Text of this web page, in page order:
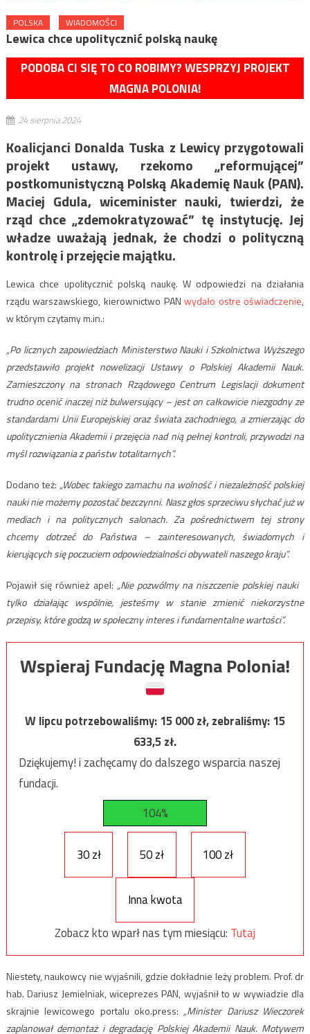
POLSKA WIADOMOŚCI
Lewica chce upolitycznić polską naukę
PODOBA CI SIĘ TO CO ROBIMY? WESPRZYJ PROJEKT
MAGNA POLONIA!
24 sierpnia 2024
Koalicjanci Donalda Tuska z Lewicy przygotowali
projekt ustawy, rzekomo „reformującej”
postkomunistyczną Polską Akademię Nauk (PAN).
Maciej Gdula, wiceminister nauki, twierdzi, że
rząd chce „zdemokratyzować” tę instytucję. Jej
władze uważają jednak, że chodzi o polityczną
kontrolę i przejęcie majątku.
Lewica chce upolitycznić polską naukę. W odpowiedzi na działania
rządu warszawskiego, kierownictwo PANwydało ostre oświadczenie,
w którym czytamy m.in.:
„Po licznych zapowiedziach Ministerstwo Nauki i Szkolnictwa Wyższego
przedstawiło projekt nowelizacji Ustawy o Polskiej Akademii Nauk.
Zamieszczony na stronach Rządowego Centrum Legislacji dokument
trudno ocenić inaczej niż bulwersujący – jest on całkowicie niezgodny ze
standardami Unii Europejskiej oraz świata zachodniego, a zmierzając do
upolitycznienia Akademii i przejęcia nad nią pełnej kontroli, przywodzi na
myśl rozwiązania z państw totalitarnych”.
Dodano też: „Wobec takiego zamachu na wolność i niezależność polskiej
nauki nie możemy pozostać bezczynni. Nasz głos sprzeciwu słychać już w
mediach i na politycznych salonach. Za pośrednictwem tej strony
chcemy dotrzeć do Państwa – zainteresowanych, świadomych i
kierujących się poczuciem odpowiedzialności obywateli naszego kraju”.
Pojawił się również apel: „Nie pozwólmy na niszczenie polskiej nauki
tylko działając wspólnie, jesteśmy w stanie zmienić niekorzystne
przepisy, które godzą w społeczny interes i fundamentalne wartości”.
Wspieraj Fundację Magna Polonia!
W lipcu potrzebowaliśmy:15 000zł, zebraliśmy:15
633,5zł.
Dziękujemy! i zachęcamy do dalszego wsparcia naszej
fundacji.
104%
30 zł 50 zł 100 zł
Inna kwota
Zobacz kto wparł nas tym miesiącu: Tutaj
Niestety, naukowcy nie wyjaśnili, gdzie dokładnie leży problem. Prof. dr
hab. Dariusz Jemielniak, wiceprezes PAN, wyjaśnił to w wywiadzie dla
skrajnie lewicowego portalu oko.press: „Minister Dariusz Wieczorek
zaplanował demontaż i degradację Polskiej Akademii Nauk. Motywem